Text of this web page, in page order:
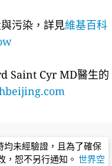
污染，詳見維基百科
Saint Cyr MD醫生的
均未經驗證，且為了確保
，恕不另行通知。 世界空